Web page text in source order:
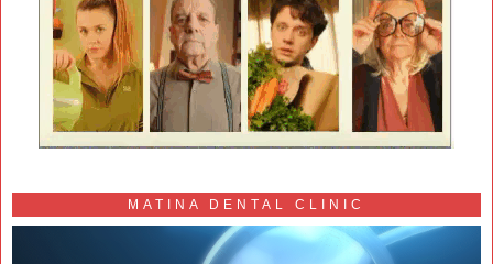
MATINA DENTAL CLINIC